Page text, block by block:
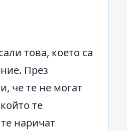
това, което са
През
че те не могат
те
наричат